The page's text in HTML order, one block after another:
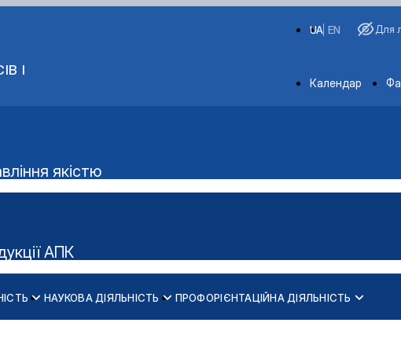
І
EN
UA Для
Departments
Календар
якістю
АПК
НАУКОВА ДІЯЛЬНІСТЬ
ф-ту харчових наук
ПРОФОРІЄНТАЦІЙНА ДІЯЛЬНІСТЬ